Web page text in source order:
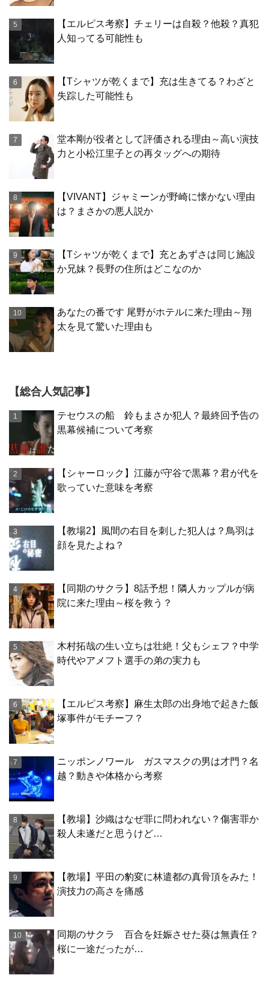
【エルピス考察】チェリーは自殺？他殺？真犯
人知ってる可能性も
【Tシャツが乾くまで】充は生きてる？わざと
失踪した可能性も
堂本剛が役者として評価される理由～高い演技
力と小松江里子との再タッグへの期待
【VIVANT】ジャミーンが野崎に懐かない理由
は？まさかの悪人説か
【Tシャツが乾くまで】充とあずさは同じ施設
か兄妹？長野の住所はどこなのか
あなたの番です 尾野がホテルに来た理由～翔
太を見て驚いた理由も
【総合人気記事】
テセウスの船 鈴もまさか犯人？最終回予告の
黒幕候補について考察
【シャーロック】江藤が守谷で黒幕？君が代を
歌っていた意味を考察
【教場2】風間の右目を刺した犯人は？鳥羽は
顔を見たよね？
【同期のサクラ】8話予想！隣人カップルが病
院に来た理由～桜を救う？
木村拓哉の生い立ちは壮絶！父もシェフ？中学
時代やアメフト選手の弟の実力も
【エルピス考察】麻生太郎の出身地で起きた飯
塚事件がモチーフ？
ニッポンノワール ガスマスクの男は才門？名
越？動きや体格から考察
【教場】沙織はなぜ罪に問われない？傷害罪か
殺人未遂だと思うけど…
【教場】平田の豹変に林遣都の真骨頂をみた！
演技力の高さを痛感
同期のサクラ 百合を妊娠させた葵は無責任？
桜に一途だったが…